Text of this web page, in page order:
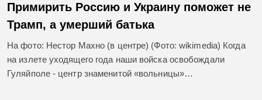
Примирить Россию и Украину поможет не
Трамп, а умерший батька
На фото: Нестор Махно (в центре) (Фото: wikimedia) Когда
на излете уходящего года наши войска освобождали
Гуляйполе ­- центр знаменитой «вольницы»…